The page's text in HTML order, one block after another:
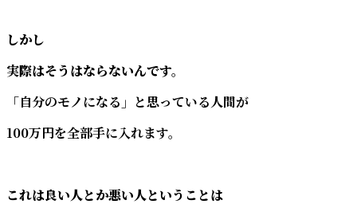
しかし
実際はそうはならないんです。
「自分のモノになる」と思っている人間が
100万円を全部手に入れます。
これは良い人とか悪い人ということは